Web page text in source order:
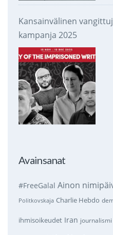
Kansainvälinen
kampanja 2025
Avainsanat
#FreeGalal Ainon
Politkovskaja Charlie Hebdo
ihmisoikeudet Iran journalismi